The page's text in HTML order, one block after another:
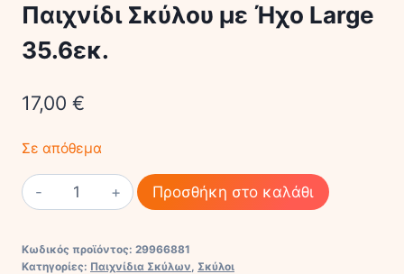
Παιχνίδι Σκύλου με Ήχο Large
35.6εκ.
17,00 €
Σε απόθεμα
Kong
Wubba
Friends
Προσθήκη στο καλάθι
Κωδικός προϊόντος: 29966881
Κατηγορίες: Παιχνίδια Σκύλων Σκύλοι